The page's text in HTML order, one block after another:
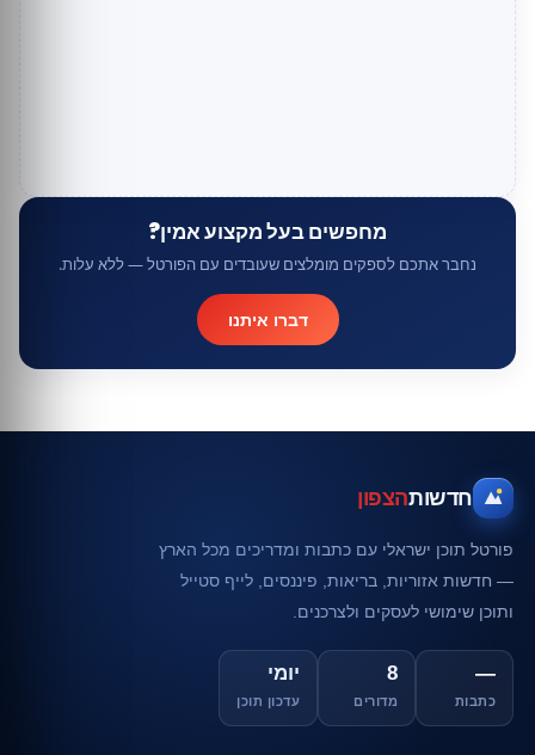
מחפשים בעל מקצוע אמין?
נחבר אתכם לספקים מומלצים שעובדים עם הפורטל — ללא עלות.
דברו איתנו
חדשותהצפון
פורטל תוכן ישראלי עם כתבות ומדריכים מכל הארץ
— חדשות אזוריות, בריאות, פיננסים, לייף סטייל
ותוכן שימושי לעסקים ולצרכנים.
—
כתבות
8
מדורים
יומי
עדכון תוכן